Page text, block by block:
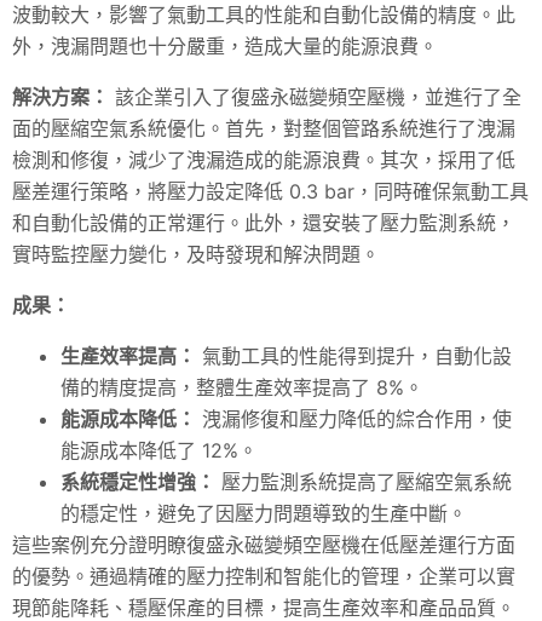
波動較大，影響了氣動工具的性能和自動化設備的精度。此
外，洩漏問題也十分嚴重，造成大量的能源浪費。
解決方案： 該企業引入了復盛永磁變頻空壓機，並進行了全
面的壓縮空氣系統優化。首先，對整個管路系統進行了洩漏
檢測和修復，減少了洩漏造成的能源浪費。其次，採用了低
壓差運行策略，將壓力設定降低 0.3 bar，同時確保氣動工具
和自動化設備的正常運行。此外，還安裝了壓力監測系統，
實時監控壓力變化，及時發現和解決問題。
成果：
生產效率提高： 氣動工具的性能得到提升，自動化設
備的精度提高，整體生產效率提高了 8%。
能源成本降低： 洩漏修復和壓力降低的綜合作用，使
能源成本降低了 12%。
系統穩定性增強： 壓力監測系統提高了壓縮空氣系統
的穩定性，避免了因壓力問題導致的生產中斷。
這些案例充分證明瞭復盛永磁變頻空壓機在低壓差運行方面
的優勢。通過精確的壓力控制和智能化的管理，企業可以實
現節能降耗、穩壓保產的目標，提高生產效率和產品品質。